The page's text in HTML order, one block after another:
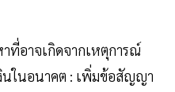
ที่อาจเกิดจากเหตุการณ์
นในอนาคต : เพิ่มข้อสัญญา